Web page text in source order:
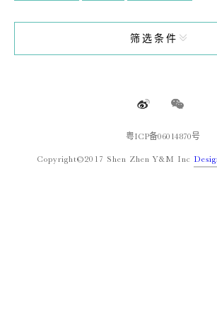
筛选条件
粤ICP备06014870号
Copyright©️2017 Shen Zhen Y&M Inc